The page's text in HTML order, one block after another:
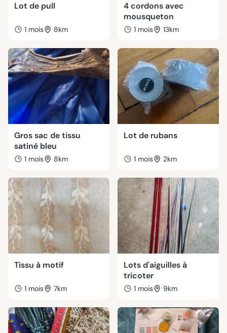
Lot de pull
1 mois 8km
4 cordons avec
mousqueton
1 mois 13km
Gros sac de tissu
satiné bleu
1 mois 8km
Lot de rubans
1 mois 2km
Tissu à motif
1 mois 7km
Lots d'aiguilles à
tricoter
1 mois 9km